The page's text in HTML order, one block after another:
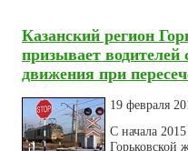
Казанский регион
призывает
движения при
19 февраля
С начала
Горьковской